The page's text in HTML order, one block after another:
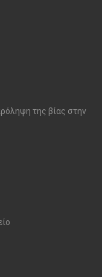
της βίας στην